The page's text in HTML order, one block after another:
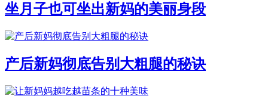
坐月子也可坐出新妈的美丽身段
产后新妈彻底告别大粗腿的秘诀